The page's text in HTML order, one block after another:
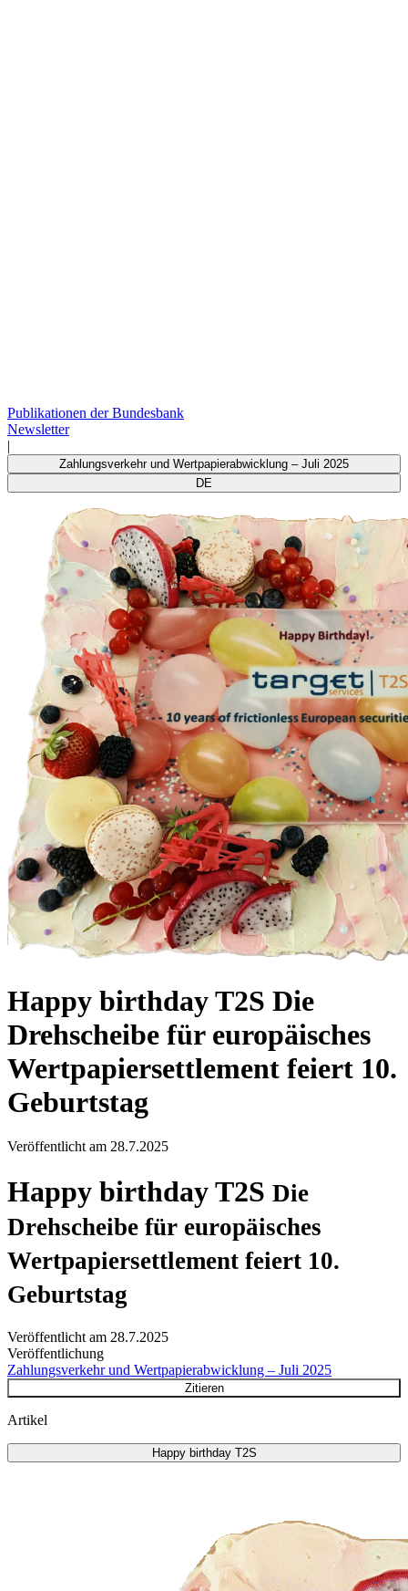
Publikationen der Bundesbank
Newsletter
|
Zahlungsverkehr und Wertpapierabwicklung – Juli 2025
DE
Happy birthday T2S Die
Drehscheibe für europäisches
Wertpapiersettlement feiert 10.
Geburtstag
Veröffentlicht am 28.7.2025
Happy birthday T2S Die
Drehscheibe für europäisches
Wertpapiersettlement feiert 10.
Geburtstag
Veröffentlicht am 28.7.2025
Veröffentlichung
Zahlungsverkehr und Wertpapierabwicklung – Juli 2025
Zitieren
Artikel
Happy birthday T2S